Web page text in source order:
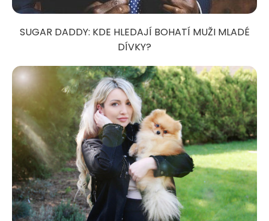
SUGAR DADDY: KDE HLEDAJÍ BOHATÍ MUŽI MLADÉ
DÍVKY?